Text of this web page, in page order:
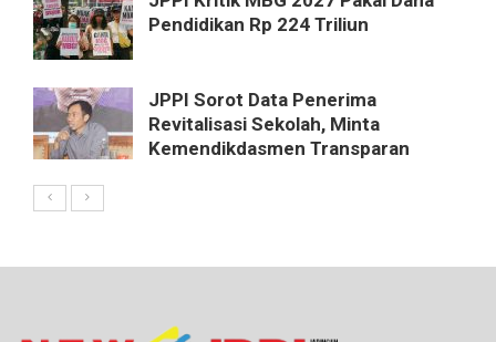
Pendidikan Rp 224 Triliun
JPPI Sorot Data Penerima
Revitalisasi Sekolah, Minta
Kemendikdasmen Transparan